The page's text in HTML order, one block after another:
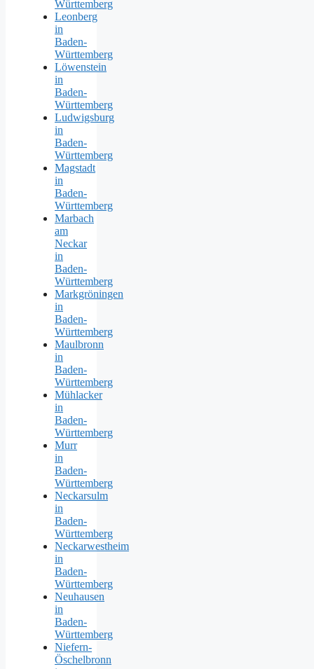
Württemberg
Leonberg
in
Baden-
Württemberg
Löwenstein
in
Baden-
Württemberg
Ludwigsburg
in
Baden-
Württemberg
Magstadt
in
Baden-
Württemberg
Marbach
am
Neckar
in
Baden-
Württemberg
Markgröningen
in
Baden-
Württemberg
Maulbronn
in
Baden-
Württemberg
Mühlacker
in
Baden-
Württemberg
Murr
in
Baden-
Württemberg
Neckarsulm
in
Baden-
Württemberg
Neckarwestheim
in
Baden-
Württemberg
Neuhausen
in
Baden-
Württemberg
Niefern-
Öschelbronn